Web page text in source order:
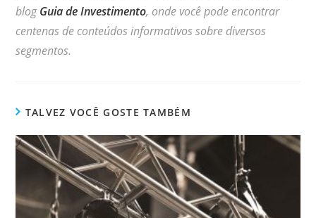
blogGuia de Investimento, onde você pode encontrar
centenas de conteúdos informativos sobre diversos
segmentos.
TALVEZ VOCÊ GOSTE TAMBÉM